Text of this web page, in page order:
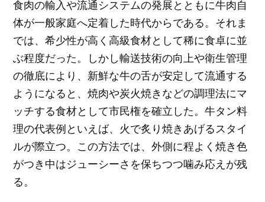
食肉の輸入や流通システムの発展とともに牛肉自
体が一般家庭へ定着した時代からである。それま
では、希少性が高く高級食材として稀に食卓に並
ぶ程度だった。しかし輸送技術の向上や衛生管理
の徹底により、新鮮な牛の舌が安定して流通する
ようになると、焼肉や炭火焼きなどの調理法にマ
ッチする食材として市民権を確立した。牛タン料
理の代表例といえば、火で炙り焼きあげるスタイ
ルが際立つ。この方法では、外側に程よく焼き色
がつき中はジューシーさを保ちつつ噛み応えが残
る。